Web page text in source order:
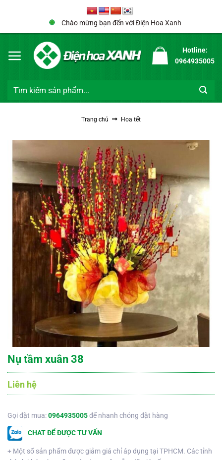
Chào mừng bạn đến với Điện Hoa Xanh
Hotline:
0964935005
Tìm
Trang chủ Hoa tết
Nụ tầm xuân 38
Liên hệ
Gọi đặt mua:0964935005để nhanh chóng đặt hàng
CHAT ĐỂ ĐƯỢC TƯ VẤN
+ Một số sản phẩm được giảm giá chỉ áp dụng tại TPHCM. Các tỉnh